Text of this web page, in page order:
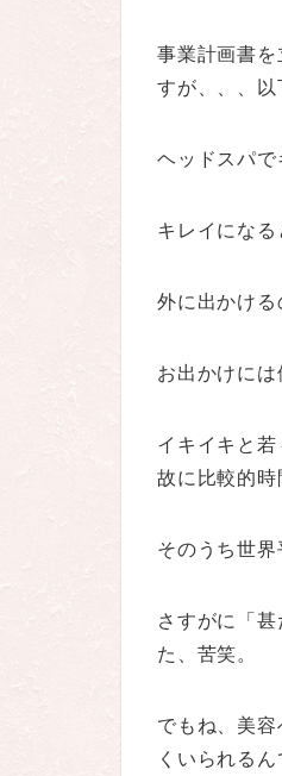
事業計画書
すが、、、以
ヘッドスパで
キレイになる
外に出かける
お出かけには
イキイキと
故に比較的時
そのうち世
さすがに「
た、苦笑。
でもね、美
くいられるん